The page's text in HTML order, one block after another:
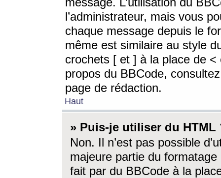
l’administrateur, mais vous
chaque message depuis le
même est similaire au style
crochets [ et ] à la place de <
propos du BBCode,
page de rédaction.
Haut
» Puis-je utiliser du HTML
Non. Il n’est pas possible
majeure partie du
fait par du BBCode à la